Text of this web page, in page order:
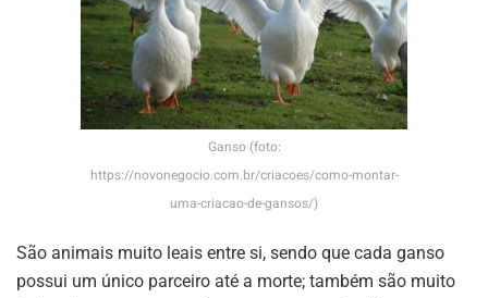
Ganso (foto:
https://novonegocio.com.br/criacoes/como-montar-
uma-criacao-de-gansos/)
São animais muito leais entre si, sendo que cada ganso
possui um único parceiro até a morte; também são muito